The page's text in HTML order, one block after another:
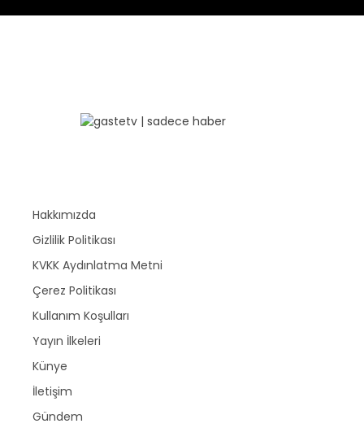
Hakkımızda
Gizlilik Politikası
KVKK Aydınlatma Metni
Çerez Politikası
Kullanım Koşulları
Yayın İlkeleri
Künye
İletişim
Gündem